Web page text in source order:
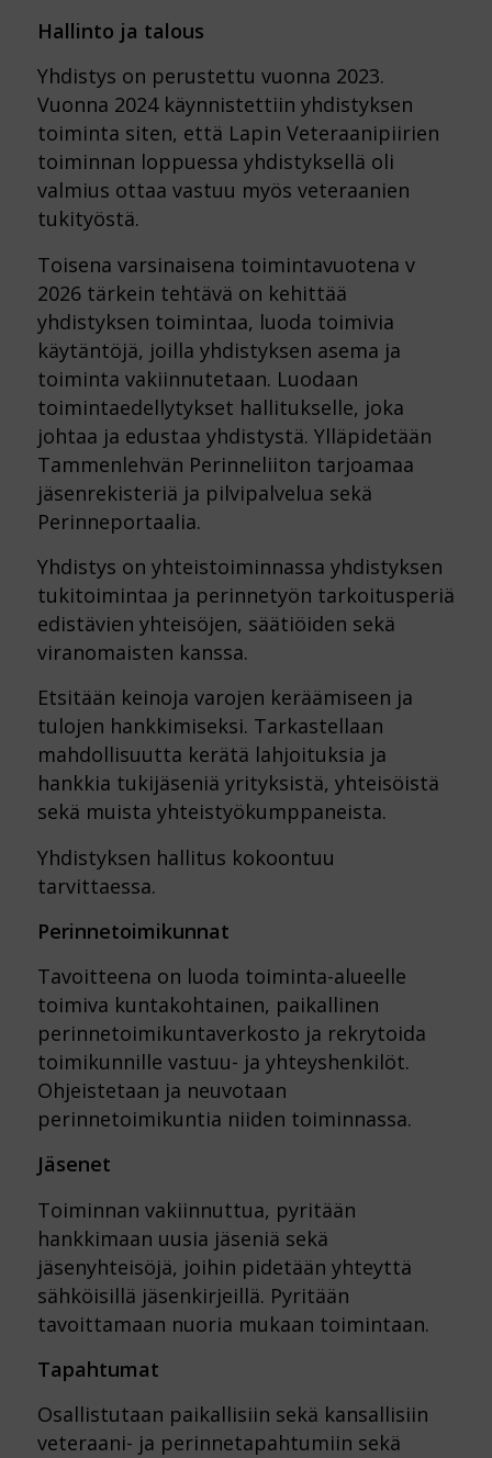
Hallinto ja talous
Yhdistys on perustettu vuonna 2023.
Vuonna 2024 käynnistettiin yhdistyksen
toiminta siten, että Lapin Veteraanipiirien
toiminnan loppuessa yhdistyksellä oli
valmius ottaa vastuu myös veteraanien
tukityöstä.
Toisena varsinaisena toimintavuotena v
2026 tärkein tehtävä on kehittää
yhdistyksen toimintaa, luoda toimivia
käytäntöjä, joilla yhdistyksen asema ja
toiminta vakiinnutetaan. Luodaan
toimintaedellytykset hallitukselle, joka
johtaa ja edustaa yhdistystä. Ylläpidetään
Tammenlehvän Perinneliiton tarjoamaa
jäsenrekisteriä ja pilvipalvelua sekä
Perinneportaalia.
Yhdistys on yhteistoiminnassa yhdistyksen
tukitoimintaa ja perinnetyön tarkoitusperiä
edistävien yhteisöjen, säätiöiden sekä
viranomaisten kanssa.
Etsitään keinoja varojen keräämiseen ja
tulojen hankkimiseksi. Tarkastellaan
mahdollisuutta kerätä lahjoituksia ja
hankkia tukijäseniä yrityksistä, yhteisöistä
sekä muista yhteistyökumppaneista.
Yhdistyksen hallitus kokoontuu
tarvittaessa.
Perinnetoimikunnat
Tavoitteena on luoda toiminta-alueelle
toimiva kuntakohtainen, paikallinen
perinnetoimikuntaverkosto ja rekrytoida
toimikunnille vastuu- ja yhteyshenkilöt.
Ohjeistetaan ja neuvotaan
perinnetoimikuntia niiden toiminnassa.
Jäsenet
Toiminnan vakiinnuttua, pyritään
hankkimaan uusia jäseniä sekä
jäsenyhteisöjä, joihin pidetään yhteyttä
sähköisillä jäsenkirjeillä. Pyritään
tavoittamaan nuoria mukaan toimintaan.
Tapahtumat
Osallistutaan paikallisiin sekä kansallisiin
veteraani- ja perinnetapahtumiin sekä